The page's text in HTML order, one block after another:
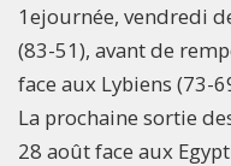
1ejournée, vendredi
(83-51), avant de
face aux Lybiens (73-
La prochaine sortie
28 août face aux